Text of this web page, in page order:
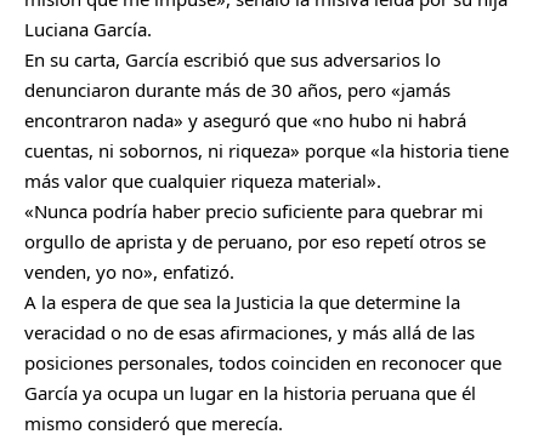
Luciana García.
En su carta, García escribió que sus adversarios lo
denunciaron durante más de 30 años, pero «jamás
encontraron nada» y aseguró que «no hubo ni habrá
cuentas, ni sobornos, ni riqueza» porque «la historia tiene
más valor que cualquier riqueza material».
«Nunca podría haber precio suficiente para quebrar mi
orgullo de aprista y de peruano, por eso repetí otros se
venden, yo no», enfatizó.
A la espera de que sea la Justicia la que determine la
veracidad o no de esas afirmaciones, y más allá de las
posiciones personales, todos coinciden en reconocer que
García ya ocupa un lugar en la historia peruana que él
mismo consideró que merecía.